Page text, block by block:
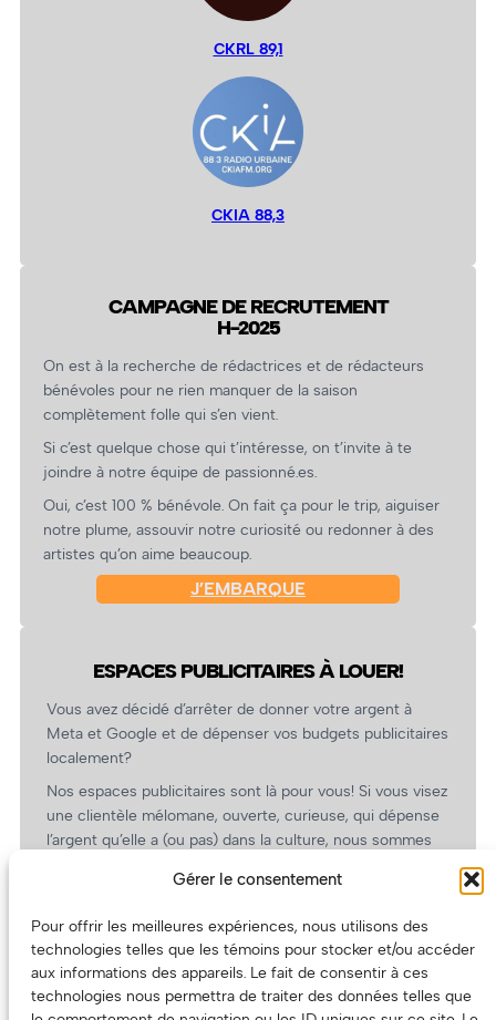
Gérer le consentement
Pour offrir les meilleures expériences, nous utilisons des
technologies telles que les témoins pour stocker et/ou accéder
aux informations des appareils. Le fait de consentir à ces
technologies nous permettra de traiter des données telles que
CKRL 89,1
CKIA 88,3
CAMPAGNE DE RECRUTEMENT
H-2025
On est à la recherche de rédactrices et de rédacteurs
bénévoles pour ne rien manquer de la saison
complètement folle qui s’en vient.
Si c’est quelque chose qui t’intéresse, on t’invite à te
joindre à notre équipe de passionné.es.
Oui, c’est 100 % bénévole. On fait ça pour le trip, aiguiser
notre plume, assouvir notre curiosité ou redonner à des
artistes qu’on aime beaucoup.
J’EMBARQUE
ESPACES PUBLICITAIRES À LOUER!
Vous avez décidé d’arrêter de donner votre argent à
Meta et Google et de dépenser vos budgets publicitaires
localement?
Nos espaces publicitaires sont là pour vous! Si vous visez
une clientèle mélomane, ouverte, curieuse, qui dépense
l’argent qu’elle a (ou pas) dans la culture, nous sommes
revient.
(Oui, on va avoir des tarifs spéciaux pour vous, les
artistes!)